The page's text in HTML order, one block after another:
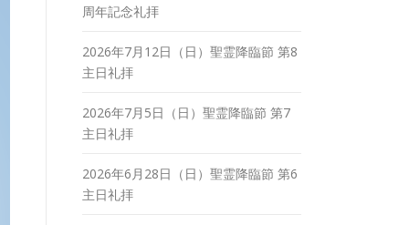
周年記念礼拝
2026年7月12日（日）聖霊降臨節 第8
主日礼拝
2026年7月5日（日）聖霊降臨節 第7
主日礼拝
2026年6月28日（日）聖霊降臨節 第6
主日礼拝